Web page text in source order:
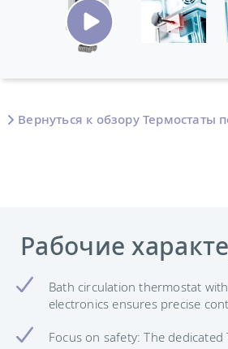
Вернуться к обзору Термостаты
Рабочие
Bath circulation thermostat
electronics ensures precise
Focus on safety: The